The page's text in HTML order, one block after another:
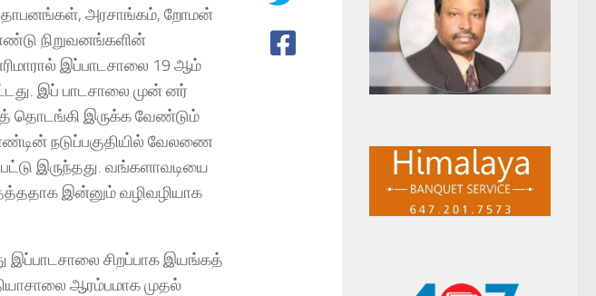
ஸ்தாபனங்கள், அரசாங்கம், றோமன்
நிறுவனங்களின்
இப்பாடசாலை 19 ஆம்
இப் பாடசாலை முன் னர்
தொடங்கி இருக்க வேண்டும்
நடுப்பகுதியில் வேலணை
இருந்தது. வங்களாவடியை
இன்னும் வழிவழியாக
இப்பாடசாலை சிறப்பாக இயங்கத்
ஆரம்பமாக முதல்